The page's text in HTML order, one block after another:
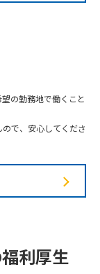
の勤務地で働くこと
で、安心してくださ
利厚生